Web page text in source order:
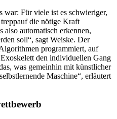
Für viele ist es schwieriger,
die nötige Kraft
also automatisch erkennen,
soll“, sagt Weiske. Der
programmiert, auf
den individuellen Gang
was gemeinhin mit künstlicher
Maschine“, erläutert